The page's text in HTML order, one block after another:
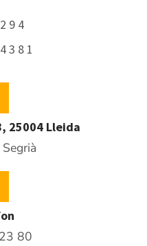
294
4381
25004 Lleida
80